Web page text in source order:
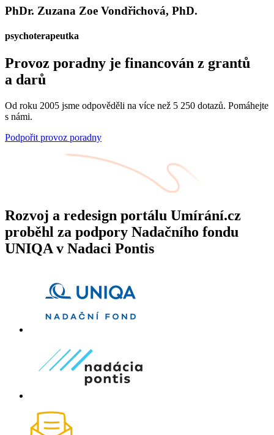
PhDr. Zuzana Zoe Vondřichová, PhD.
psychoterapeutka
Provoz poradny je financován z grantů
a darů
Od roku 2005 jsme odpověděli na více než 5 250 dotazů. Pomáhejte
s námi.
Podpořit provoz poradny
Rozvoj a redesign portálu Umírání.cz
proběhl za podpory Nadačního fondu
UNIQA v Nadaci Pontis